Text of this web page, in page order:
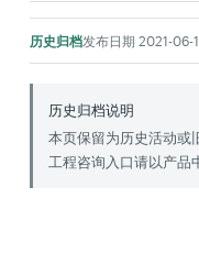
历史归档发布日期 2021-06-
历史归档说明
本页保留为历史活动或
工程咨询入口请以产品